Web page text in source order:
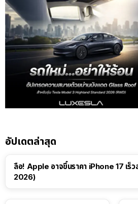
อัปเดตล่าสุด
ลือ! Apple อาจขึ้นราคา iPhone 17 เร็
2026)